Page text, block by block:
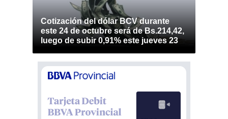
Cotización del dólar BCV durante
este 24 de octubre será de Bs.214,42,
luego de subir 0,91% este jueves 23